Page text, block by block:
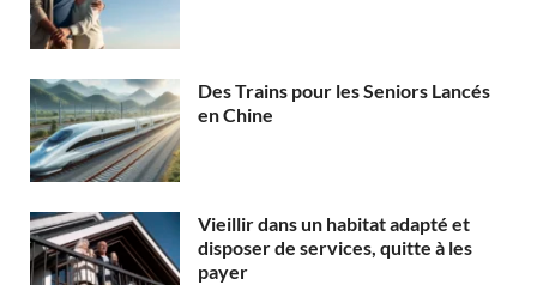
Des Trains pour les Seniors Lancés
en Chine
Vieillir dans un habitat adapté et
disposer de services, quitte à les
payer